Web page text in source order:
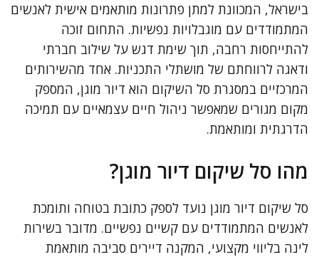
בישראל, המכוונת למתן פתרונות מותאמים אישית לאנשים
המתמודדים עם מוגבלויות נפשיות. התחום זוכה
להתייחסות רחבה, תוך שימת דגש על שילוב חברתי
ודאגה לרווחתם של מושתלי התכניות. אחד מהשירותים
המרכזיים במסגרת סל השיקום הוא דיור מוגן, המספק
מקום מגורים שמאפשר ניהול חיים עצמאיים עם תמיכה
הדרגתית ומותאמת.
מהו סל שיקום דיור מוגן?
סל שיקום דיור מוגן נועד לספק כתובת בטוחה ותומכת
לאנשים המתמודדים עם קשיים נפשיים. מדובר בשירות
לינה בליווי מקצועי, המקנה דיירים סביבה מותאמת